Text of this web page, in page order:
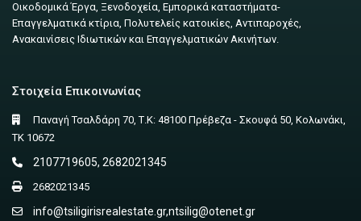
Οικοδομικά Έργα, Ξενοδοχεία, Εμπορικά καταστήματα-
Επαγγελματικά κτίρια, Πολυτελείς κατοικίες, Αντιπαροχές,
Ανακαινίσεις Ιδιωτικών και Επαγγελματικών Ακινήτων.
Στοιχεία Επικοινωνίας
Παναγή Τσαλδάρη 70, Τ.Κ: 48100 Πρέβεζα - Σκουφά 50, Κολωνάκι,
ΤΚ 10672
2107719605, 2682021345
2682021345
info@tsiligirisrealestate.gr,ntsilig@otenet.gr